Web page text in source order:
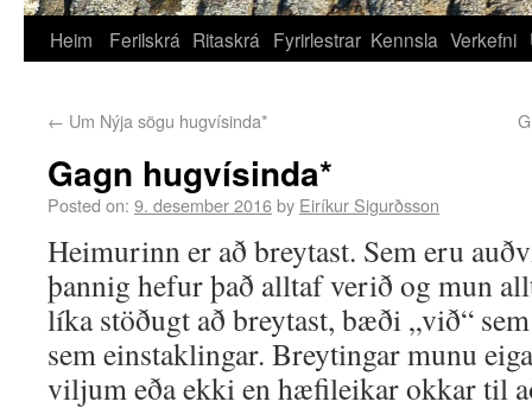
Heim Ferilskrá Ritaskrá Fyrirlestrar Kennsla Verkefni
← Um Nýja sögu hugvísinda*
Gagn hugvísinda*
Posted on: 9. desember 2016by Eiríkur Sigurðsson
Heimurinn er að breytast. Sem eru
þannig hefur það alltaf verið og mun
líka stöðugt að breytast, bæði „við“
sem einstaklingar. Breytingar munu
viljum eða ekki en hæfileikar okkar til